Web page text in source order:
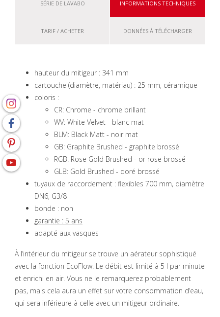
SÉRIE DE LAVABO INFORMATIONS TECHNIQUES
TARIF / ACHETER DONNÉES À TÉLÉCHARGER
hauteur du mitigeur : 341 mm
cartouche (diamètre, matériau) : 25 mm, céramique
coloris :
CR: Chrome - chrome brillant
WV: White Velvet - blanc mat
BLM: Black Matt - noir mat
GB: Graphite Brushed - graphite brossé
RGB: Rose Gold Brushed - or rose brossé
GLB: Gold Brushed - doré brossé
tuyaux de raccordement : flexibles 700 mm, diamètre
DN6, G3/8
bonde : non
garantie : 5 ans
adapté aux vasques
À l’intérieur du mitigeur se trouve un aérateur sophistiqué
avec la fonction EcoFlow. Le débit est limité à 5 l par minute
et enrichi en air. Vous ne le remarquerez probablement
pas, mais cela aura un effet sur votre consommation d’eau,
qui sera inférieure à celle avec un mitigeur ordinaire.